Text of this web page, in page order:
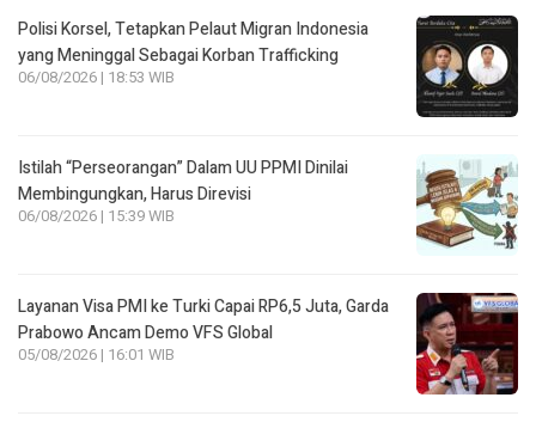
Polisi Korsel, Tetapkan Pelaut Migran Indonesia
yang Meninggal Sebagai Korban Trafficking
06/08/2026 | 18:53 WIB
Istilah “Perseorangan” Dalam UU PPMI Dinilai
Membingungkan, Harus Direvisi
06/08/2026 | 15:39 WIB
Layanan Visa PMI ke Turki Capai RP6,5 Juta, Garda
Prabowo Ancam Demo VFS Global
05/08/2026 | 16:01 WIB